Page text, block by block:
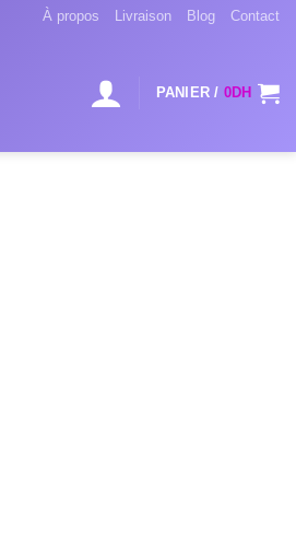
À propos Livraison Blog Contact
PANIER / 0DH